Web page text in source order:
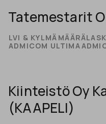
Tatemestarit
LVI & KYLMÄ
ADMICOM ULTIMA
Kiinteistö Oy
(KAAPELI)